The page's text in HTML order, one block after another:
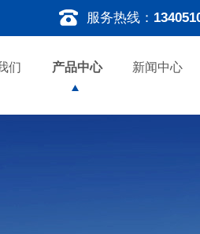
服务热线：
们 产品中心 新闻中心